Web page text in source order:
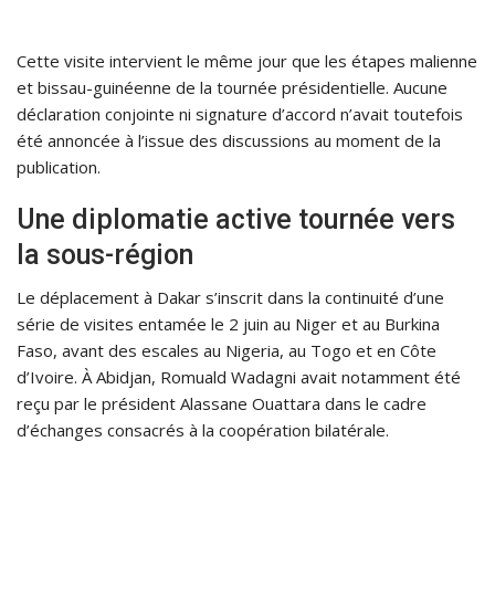
Cette visite intervient le même jour que les étapes malienne
et bissau-guinéenne de la tournée présidentielle. Aucune
déclaration conjointe ni signature d’accord n’avait toutefois
été annoncée à l’issue des discussions au moment de la
publication.
Une diplomatie active tournée vers
la sous-région
Le déplacement à Dakar s’inscrit dans la continuité d’une
série de visites entamée le 2 juin au Niger et au Burkina
Faso, avant des escales au Nigeria, au Togo et en Côte
d’Ivoire. À Abidjan, Romuald Wadagni avait notamment été
reçu par le président Alassane Ouattara dans le cadre
d’échanges consacrés à la coopération bilatérale.